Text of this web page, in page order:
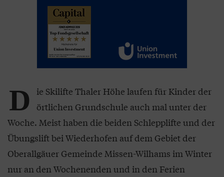
D ie Skilifte Thaler Höhe laufen für Kinder der
örtlichen Grundschule auch mal unter der
Woche. Meist haben die beiden Schlepplifte und der
Übungslift bei Wiederhofen auf dem Gebiet der
Oberallgäuer Gemeinde Missen-Wilhams im Winter
nur an den Wochenenden und in den Ferien